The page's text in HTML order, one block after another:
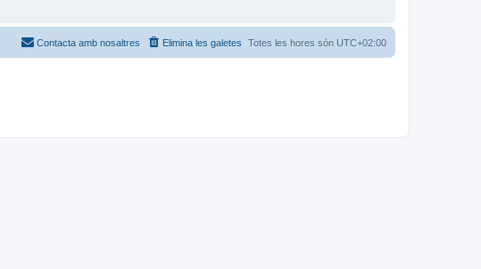
Totes les hores són UTC+02:00
Elimina les galetes
Contacta amb nosaltres